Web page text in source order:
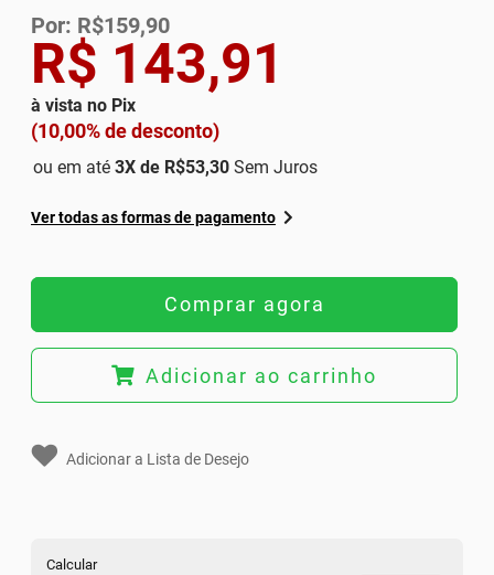
R$ 143,91
à vista no Pix
(10,00% de desconto)
Por: R$159,90
ou em até 3X de R$53,30 Sem Juros
Ver todas as formas de pagamento
Comprar agora
Adicionar ao carrinho
Adicionar a Lista de Desejo
Calcular